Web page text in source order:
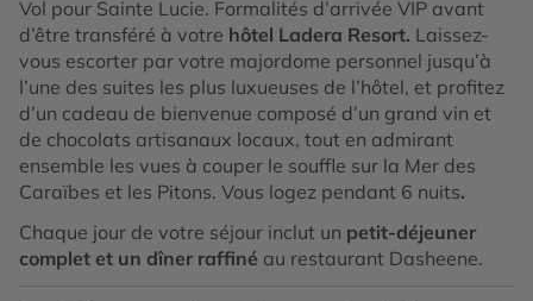
Vol pour Sainte Lucie. Formalités d’arrivée VIP avant
d’être transféré à votre hôtel Ladera Resort. Laissez-
vous escorter par votre majordome personnel jusqu’à
l’une des suites les plus luxueuses de l’hôtel, et profitez
d’un cadeau de bienvenue composé d’un grand vin et
de chocolats artisanaux locaux, tout en admirant
ensemble les vues à couper le souffle sur la Mer des
Caraïbes et les Pitons. Vous logez pendant 6 nuits.
Chaque jour de votre séjour inclut un petit-déjeuner
complet et un dîner raffiné au restaurant Dasheene.